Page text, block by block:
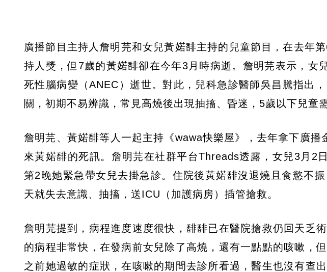
廣播節目主持人詹明芫和女兒黃婼馡主持的兒童節目，在去年
持人獎，但7歲的黃婼馡卻在今年3月時病逝。詹明芫表示，女
死性腦病變（ANEC）逝世。對此，兒科急診醫師吳昌騰指出
關，初期不易辨識，常見高燒後出現抽搐、昏迷，5歲以下兒童
詹明芫、黃婼馡等人一起主持《wawa快樂屋》，去年拿下廣
來黃婼馡的死訊。詹明芫在社群平台Threads透露，女兒3月2
第2晚她緊急帶女兒去掛急診。住院後黃婼馡沒退燒且食慾不
天就失去意識、抽搐，送ICU（加護病房）插管搶救。
詹明芫提到，病程進度速度很快，馡馡已在醫院搶救仍回天乏
的病程非常快，在發病前女兒除了高燒，還有一點點的咳嗽
之前她過敏的症狀，在咳嗽的期間去診所看過，醫生也沒有查